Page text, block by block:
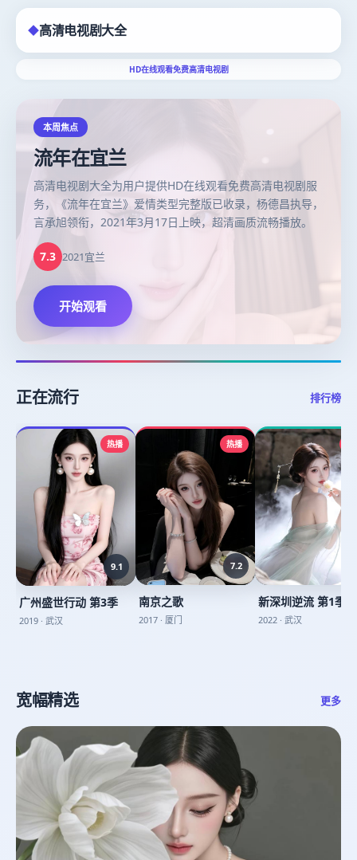
◆高清电视剧大全
HD在线观看免费高清电视剧
高清电视剧大全-HD在线观看
本周焦点
流年在宜兰
高清电视剧大全为用户提供HD在线观看免费高清电视剧服
务，《流年在宜兰》爱情类型完整版已收录，杨德昌执导，
言承旭领衔，2021年3月17日上映，超清画质流畅播放。
7.3 2021宜兰
开始观看
正在流行 排行榜
热播
9.1
广州盛世行动 第3季
2019 · 武汉
热播
7.2
南京之歌
2017 · 厦门
新深圳逆流 第1季
2022 · 武汉
宽幅精选 更多